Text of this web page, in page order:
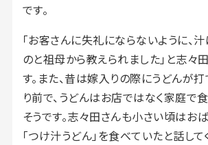
です。
「お客さんに失礼にならないように、
のと祖母から教えられました」と志々
す。また、昔は嫁入りの際にうどんが
り前で、うどんはお店ではなく家庭で
そうです。志々田さんも小さい頃はお
「つけ汁うどん」を食べていたと話して